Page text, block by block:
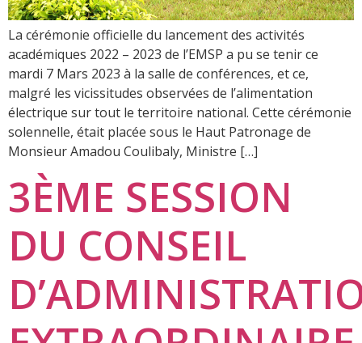
La cérémonie officielle du lancement des activités
académiques 2022 – 2023 de l’EMSP a pu se tenir ce
mardi 7 Mars 2023 à la salle de conférences, et ce,
malgré les vicissitudes observées de l’alimentation
électrique sur tout le territoire national. Cette cérémonie
solennelle, était placée sous le Haut Patronage de
Monsieur Amadou Coulibaly, Ministre […]
3ÈME SESSION
DU CONSEIL